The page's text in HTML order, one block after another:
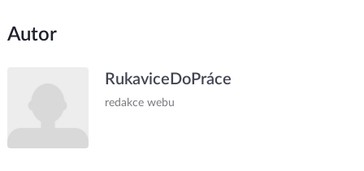
Autor
RukaviceDoPráce
redakce webu